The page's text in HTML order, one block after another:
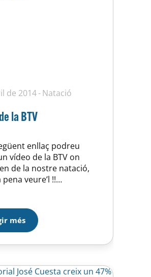
de 2014 Natació
la BTV
enllaç podreu
vídeo de la BTV on
de la nostre natació,
pena veure’l !!
son-dues-de-les-
de-la-ue-horta/
més